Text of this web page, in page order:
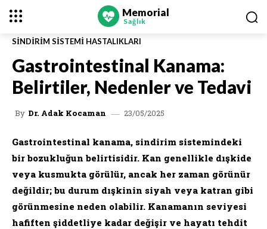
Memorial
Sağlık
SINDIRIM SISTEMI HASTALIKLARI
Gastrointestinal Kanama:
Belirtiler, Nedenler ve Tedavi
By Dr. Adak Kocaman 23/05/2025
Gastrointestinal kanama, sindirim sistemindeki
bir bozukluğun belirtisidir. Kan genellikle dışkide
veya kusmukta görülür, ancak her zaman görünür
değildir; bu durum dışkinin siyah veya katran gibi
görünmesine neden olabilir. Kanamanın seviyesi
hafiften şiddetliye kadar değişir ve hayatı tehdit